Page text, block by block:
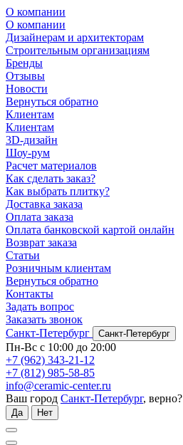
О компании
О компании
Дизайнерам и архитекторам
Строительным организациям
Бренды
Отзывы
Новости
Вернуться обратно
Клиентам
Клиентам
3D-дизайн
Шоу-рум
Расчет материалов
Как сделать заказ?
Как выбрать плитку?
Доставка заказа
Оплата заказа
Оплата банковской картой онлайн
Возврат заказа
Статьи
Розничным клиентам
Вернуться обратно
Контакты
Задать вопрос
Заказать звонок
Санкт-Петербург
Санкт-Петербург
Пн-Вс с 10:00 до 20:00
+7 (962) 343-21-12
+7 (812) 985-58-85
info@ceramic-center.ru
Ваш город Санкт-Петербург, верно?
Да Нет